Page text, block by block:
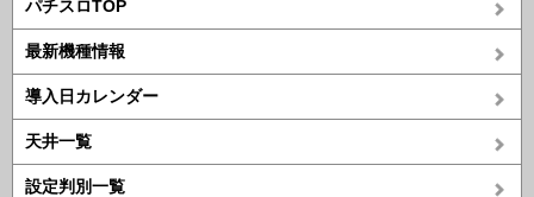
パチスロTOP
最新機種情報
導入日カレンダー
天井一覧
設定判別一覧